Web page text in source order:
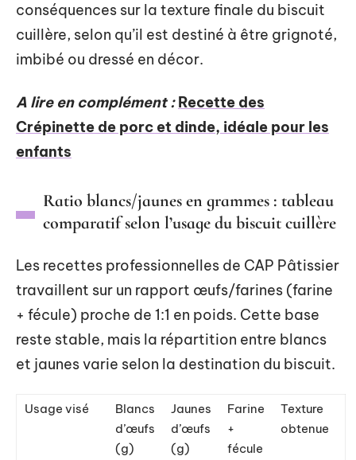
conséquences sur la texture finale du biscuit
cuillère, selon qu’il est destiné à être grignoté,
imbibé ou dressé en décor.
A lire en complément : Recette des
Crépinette de porc et dinde, idéale pour les
enfants
Ratio blancs/jaunes en grammes : tableau
comparatif selon l’usage du biscuit cuillère
Les recettes professionnelles de CAP Pâtissier
travaillent sur un rapport œufs/farines (farine
+ fécule) proche de 1:1 en poids. Cette base
reste stable, mais la répartition entre blancs
et jaunes varie selon la destination du biscuit.
Usage visé
Blancs
d’œufs
(g)
Jaunes
d’œufs
(g)
Farine
+
fécule
Texture
obtenue